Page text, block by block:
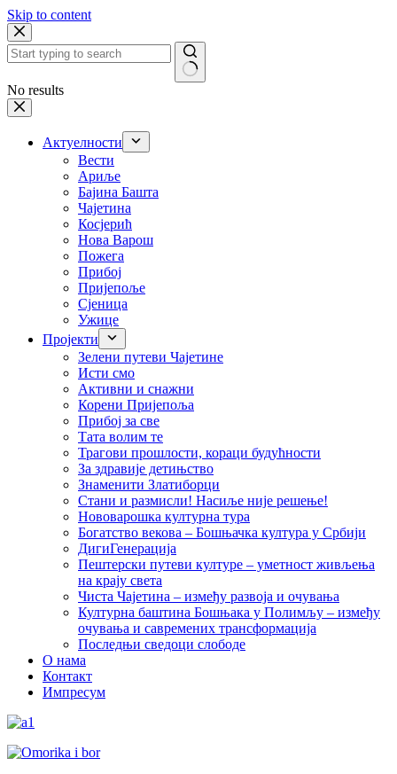
Skip to content
No results
Актуелности
Вести
Ариље
Бајина Башта
Чајетина
Косјерић
Нова Варош
Пожега
Прибој
Пријепоље
Сјеница
Ужице
Пројекти
Зелени путеви Чајетине
Исти смо
Активни и снажни
Корени Пријепоља
Прибој за све
Тата волим те
Трагови прошлости, кораци будућности
За здравије детињство
Знаменити Златиборци
Стани и размисли! Насиље није решење!
Нововарошка културна тура
Богатство векова – Бошњачка култура у Србији
ДигиГенерација
Пештерски путеви културе – уметност живљења
на крају света
Чиста Чајетина – између развоја и очувања
Културна баштина Бошњака у Полимљу – између
очувања и савремених трансформација
Последњи сведоци слободе
О нама
Контакт
Импресум